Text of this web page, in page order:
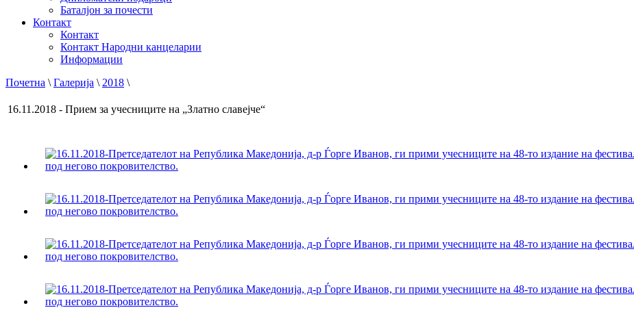
Баталјон за почести
Контакт
Контакт
Контакт Народни канцеларии
Информации
Почетна \Галерија \2018 \
16.11.2018 - Прием за учесниците на „Златно славејче“